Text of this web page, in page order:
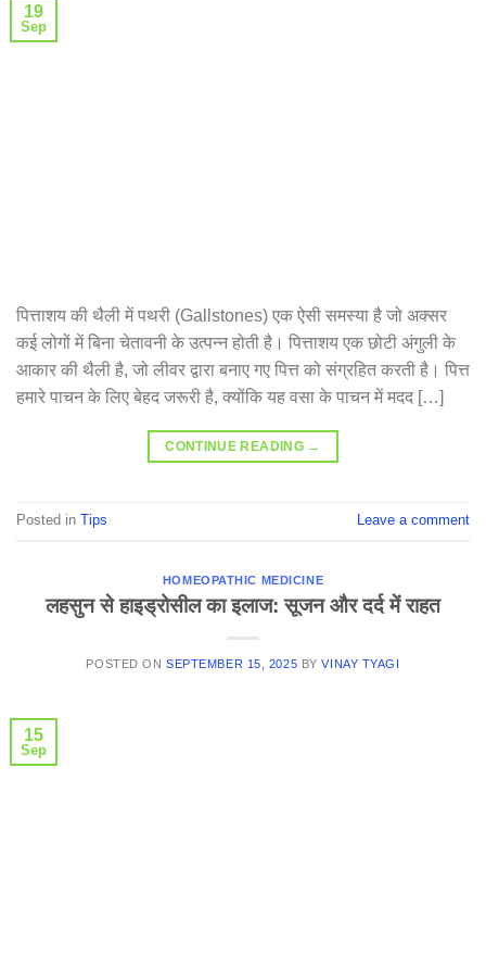
19
Sep
पित्ताशय की थैली में पथरी (Gallstones) एक ऐसी समस्या है जो अक्सर
कई लोगों में बिना चेतावनी के उत्पन्न होती है। पित्ताशय एक छोटी अंगुली के
आकार की थैली है, जो लीवर द्वारा बनाए गए पित्त को संग्रहित करती है। पित्त
हमारे पाचन के लिए बेहद जरूरी है, क्योंकि यह वसा के पाचन में मदद […]
CONTINUE READING →
Posted in Tips Leave a comment
HOMEOPATHIC MEDICINE
लहसुन से हाइड्रोसील का इलाज: सूजन और दर्द में राहत
POSTED ONSEPTEMBER 15, 2025 BYVINAY TYAGI
15
Sep